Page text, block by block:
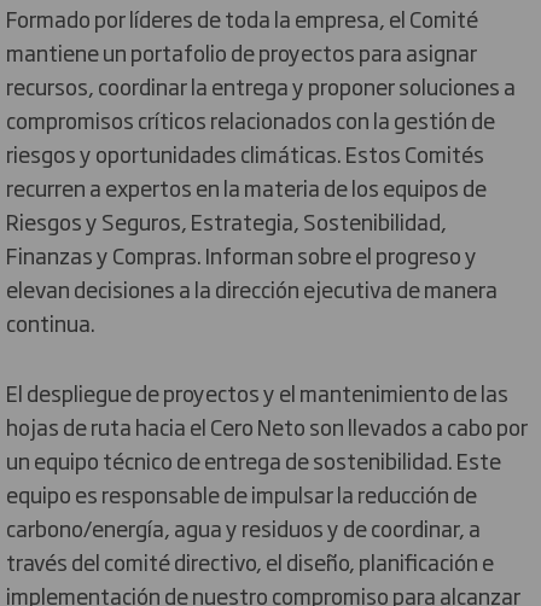
Formado por líderes de toda la empresa, el Comité
mantiene un portafolio de proyectos para asignar
recursos, coordinar la entrega y proponer soluciones a
compromisos críticos relacionados con la gestión de
riesgos y oportunidades climáticas. Estos Comités
recurren a expertos en la materia de los equipos de
Riesgos y Seguros, Estrategia, Sostenibilidad,
Finanzas y Compras. Informan sobre el progreso y
elevan decisiones a la dirección ejecutiva de manera
continua.
El despliegue de proyectos y el mantenimiento de las
hojas de ruta hacia el Cero Neto son llevados a cabo por
un equipo técnico de entrega de sostenibilidad. Este
equipo es responsable de impulsar la reducción de
carbono/energía, agua y residuos y de coordinar, a
través del comité directivo, el diseño, planificación e
implementación de nuestro compromiso para alcanzar